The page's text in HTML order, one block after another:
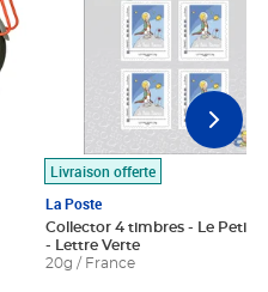
Livraison offerte
La Poste
Collector 4 timbres - Le Petit
- Lettre Verte
20g / France